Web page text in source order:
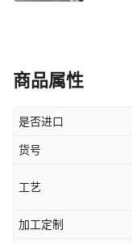
商品属性
是否进口
货号
工艺
加工定制